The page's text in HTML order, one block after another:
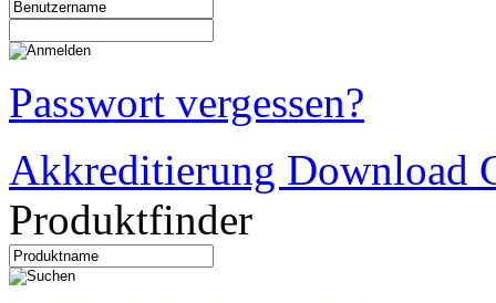
Passwort vergessen?
Akkreditierung Download
Produktfinder